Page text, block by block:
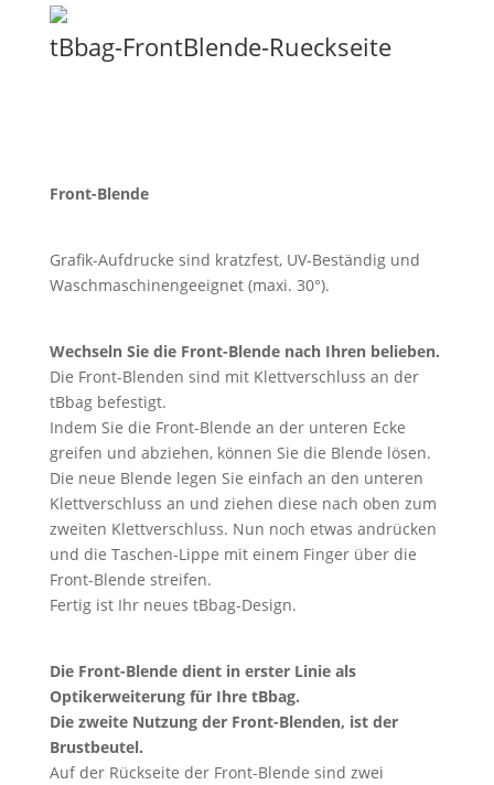
tBbag-FrontBlende-Rueckseite
Front-Blende
Grafik-Aufdrucke sind kratzfest, UV-Beständig und
Waschmaschinengeeignet (maxi. 30°).
Wechseln Sie die Front-Blende nach Ihren belieben.
Die Front-Blenden sind mit Klettverschluss an der
tBbag befestigt.
Indem Sie die Front-Blende an der unteren Ecke
greifen und abziehen, können Sie die Blende lösen.
Die neue Blende legen Sie einfach an den unteren
Klettverschluss an und ziehen diese nach oben zum
zweiten Klettverschluss. Nun noch etwas andrücken
und die Taschen-Lippe mit einem Finger über die
Front-Blende streifen.
Fertig ist Ihr neues tBbag-Design.
Die Front-Blende dient in erster Linie als
Optikerweiterung für Ihre tBbag.
Die zweite Nutzung der Front-Blenden, ist der
Brustbeutel.
Auf der Rückseite der Front-Blende sind zwei